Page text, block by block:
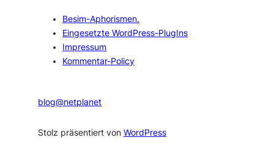
Besim-Aphorismen.
Eingesetzte WordPress-PlugIns
Impressum
Kommentar-Policy
blog@netplanet
Stolz präsentiert vonWordPress